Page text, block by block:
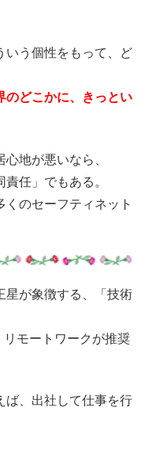
いう個性をもって、ど
のどこかに、きっとい
地が悪いなら、
任」でもある。
のセーフティネット
星が象徴する、「技術
モートワークが推奨
ば、出社して仕事を行